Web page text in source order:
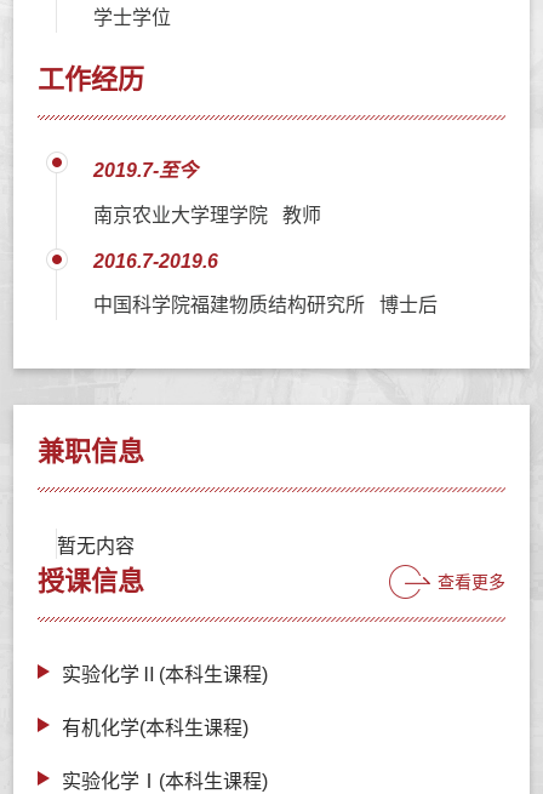
学士学位
工作经历
2019.7-至今
南京农业大学理学院 教师
2016.7-2019.6
中国科学院福建物质结构研究所 博士后
兼职信息
暂无内容
授课信息 查看更多
实验化学Ⅱ(本科生课程)
有机化学(本科生课程)
实验化学Ⅰ(本科生课程)